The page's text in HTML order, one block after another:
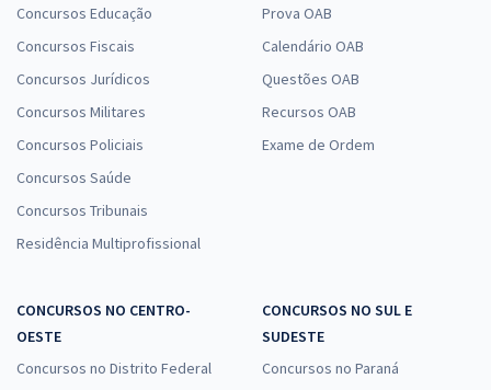
Concursos Educação
Concursos Fiscais
Concursos Jurídicos
Concursos Militares
Concursos Policiais
Concursos Saúde
Concursos Tribunais
Residência Multiprofissional
Prova OAB
Calendário OAB
Questões OAB
Recursos OAB
Exame de Ordem
CONCURSOS NO CENTRO-
OESTE
Concursos no Distrito Federal
CONCURSOS NO SUL E
SUDESTE
Concursos no Paraná